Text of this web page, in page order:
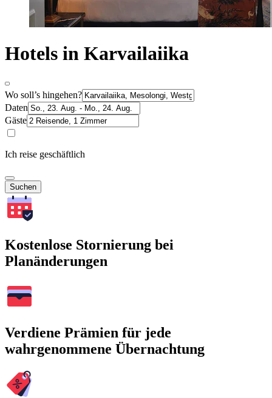
Hotels in Karvailaiika
Wo soll’s hingehen?
Daten
Gäste
Ich reise geschäftlich
Suchen
Kostenlose Stornierung bei
Planänderungen
Verdiene Prämien für jede
wahrgenommene Übernachtung